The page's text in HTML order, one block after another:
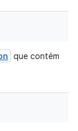
que contém